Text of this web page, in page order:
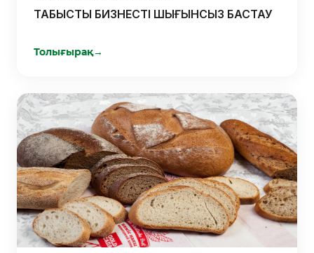
ТАБЫСТЫ БИЗНЕСТІ ШЫҒЫНСЫЗ БАСТАУ
Толығырақ→